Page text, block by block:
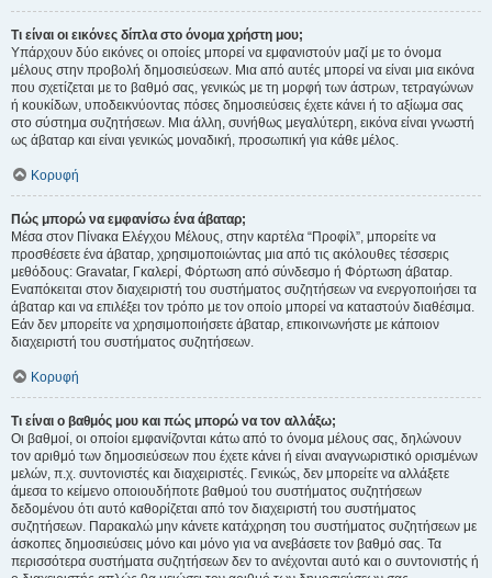
Τι είναι οι εικόνες δίπλα στο όνομα χρήστη μου;
Υπάρχουν δύο εικόνες οι οποίες μπορεί να εμφανιστούν μαζί με το όνομα
μέλους στην προβολή δημοσιεύσεων. Μια από αυτές μπορεί να είναι μια εικόνα
που σχετίζεται με το βαθμό σας, γενικώς με τη μορφή των άστρων, τετραγώνων
ή κουκίδων, υποδεικνύοντας πόσες δημοσιεύσεις έχετε κάνει ή το αξίωμα σας
στο σύστημα συζητήσεων. Μια άλλη, συνήθως μεγαλύτερη, εικόνα είναι γνωστή
ως άβαταρ και είναι γενικώς μοναδική, προσωπική για κάθε μέλος.
Κορυφή
Πώς μπορώ να εμφανίσω ένα άβαταρ;
Μέσα στον Πίνακα Ελέγχου Μέλους, στην καρτέλα “Προφίλ”, μπορείτε να
προσθέσετε ένα άβαταρ, χρησιμοποιώντας μια από τις ακόλουθες τέσσερις
μεθόδους: Gravatar, Γκαλερί, Φόρτωση από σύνδεσμο ή Φόρτωση άβαταρ.
Εναπόκειται στον διαχειριστή του συστήματος συζητήσεων να ενεργοποιήσει τα
άβαταρ και να επιλέξει τον τρόπο με τον οποίο μπορεί να καταστούν διαθέσιμα.
Εάν δεν μπορείτε να χρησιμοποιήσετε άβαταρ, επικοινωνήστε με κάποιον
διαχειριστή του συστήματος συζητήσεων.
Κορυφή
Τι είναι ο βαθμός μου και πώς μπορώ να τον αλλάξω;
Οι βαθμοί, οι οποίοι εμφανίζονται κάτω από το όνομα μέλους σας, δηλώνουν
τον αριθμό των δημοσιεύσεων που έχετε κάνει ή είναι αναγνωριστικό ορισμένων
μελών, π.χ. συντονιστές και διαχειριστές. Γενικώς, δεν μπορείτε να αλλάξετε
άμεσα το κείμενο οποιουδήποτε βαθμού του συστήματος συζητήσεων
δεδομένου ότι αυτό καθορίζεται από τον διαχειριστή του συστήματος
συζητήσεων. Παρακαλώ μην κάνετε κατάχρηση του συστήματος συζητήσεων με
άσκοπες δημοσιεύσεις μόνο και μόνο για να ανεβάσετε τον βαθμό σας. Τα
περισσότερα συστήματα συζητήσεων δεν το ανέχονται αυτό και ο συντονιστής ή